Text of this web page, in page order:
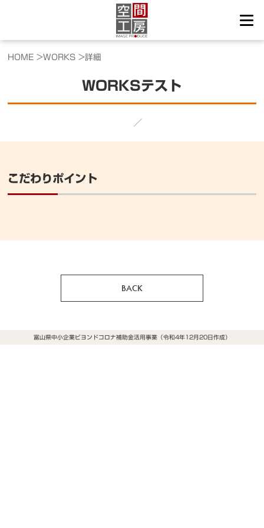
HOME >WORKS >詳細
WORKSテスト
／
こだわりポイント
BACK
富山県中小企業ビヨンドコロナ補助金活用事業（令和4年12月20日作成）